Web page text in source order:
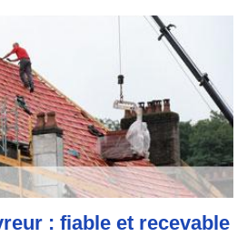
: fiable et recevable